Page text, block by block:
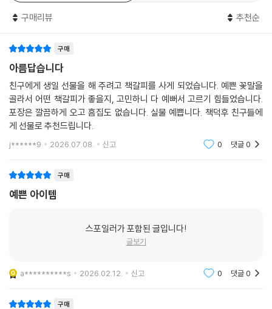
구매리뷰 추천순
구매
아름답습니다
친구에게 생일 선물을 해 주려고 책갈피를 사게 되었습니다. 예쁜 꽃말을
골라서 어떤 책갈피가 좋을지, 고민하니 다 예뻐서 고르기 힘들었습니다.
포장은 깔끔하게 오고 흠집도 없습니다. 실물 예쁩니다. 책덕후 친구들에
게 선물로 추천드립니다.
j******9 2026.07.08. 신고 0 댓글0
구매
예쁜 아이템
스포일러가 포함된 글입니다!
글보기
a**********s 2026.02.12. 신고 0 댓글0
구매